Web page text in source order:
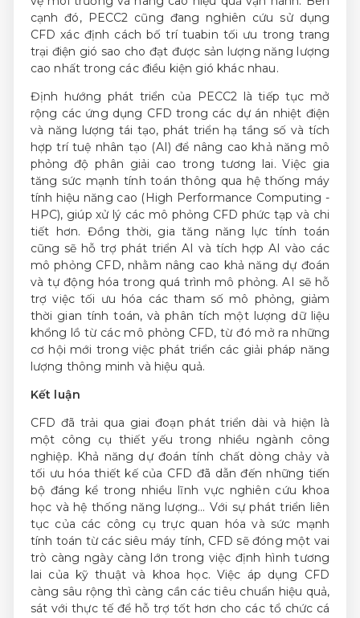
cạnh đó, PECC2 cũng đang nghiên cứu sử dụng
CFD xác định cách bố trí tuabin tối ưu trong trang
trại điện gió sao cho đạt được sản lượng năng lượng
cao nhất trong các điều kiện gió khác nhau.
Định hướng phát triển của PECC2 là tiếp tục mở
rộng các ứng dụng CFD trong các dự án nhiệt điện
và năng lượng tái tạo, phát triển hạ tầng số và tích
hợp trí tuệ nhân tạo (AI) để nâng cao khả năng mô
phỏng độ phân giải cao trong tương lai. Việc gia
tăng sức mạnh tính toán thông qua hệ thống máy
tính hiệu năng cao (High Performance Computing -
HPC), giúp xử lý các mô phỏng CFD phức tạp và chi
tiết hơn. Đồng thời, gia tăng năng lực tính toán
cũng sẽ hỗ trợ phát triển AI và tích hợp AI vào các
mô phỏng CFD, nhằm nâng cao khả năng dự đoán
và tự động hóa trong quá trình mô phỏng. AI sẽ hỗ
trợ việc tối ưu hóa các tham số mô phỏng, giảm
thời gian tính toán, và phân tích một lượng dữ liệu
khổng lồ từ các mô phỏng CFD, từ đó mở ra những
cơ hội mới trong việc phát triển các giải pháp năng
lượng thông minh và hiệu quả.
Kết luận
CFD đã trải qua giai đoạn phát triển dài và hiện là
một công cụ thiết yếu trong nhiều ngành công
nghiệp. Khả năng dự đoán tính chất dòng chảy và
tối ưu hóa thiết kế của CFD đã dẫn đến những tiến
bộ đáng kể trong nhiều lĩnh vực nghiên cứu khoa
học và hệ thống năng lượng... Với sự phát triển liên
tục của các công cụ trực quan hóa và sức mạnh
tính toán từ các siêu máy tính, CFD sẽ đóng một vai
trò càng ngày càng lớn trong việc định hình tương
lai của kỹ thuật và khoa học. Việc áp dụng CFD
càng sâu rộng thì càng cần các tiêu chuẩn hiệu quả,
sát với thực tế để hỗ trợ tốt hơn cho các tổ chức cá